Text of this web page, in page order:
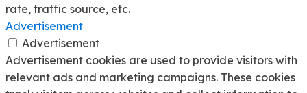
rate, traffic source, etc.
Advertisement
Advertisement
Advertisement cookies are used to provide visitors with
relevant ads and marketing campaigns. These cookies